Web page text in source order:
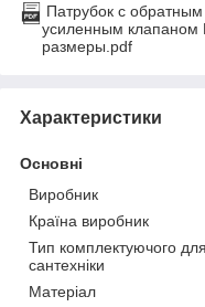
Патрубок с
усиленным клапаном
размеры.pdf
Характеристики
Основні
Виробник
Країна виробник
Тип комплектуючого для
сантехніки
Матеріал